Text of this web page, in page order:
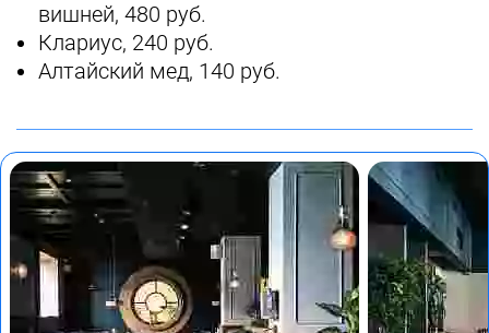
вишней, 480 руб.
Клариус, 240 руб.
Алтайский мед, 140 руб.